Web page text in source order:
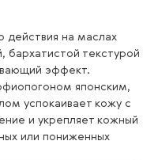
действия на маслах
бархатистой текстурой
эффект.
японским,
успокаивает кожу с
и укрепляет кожный
или пониженных